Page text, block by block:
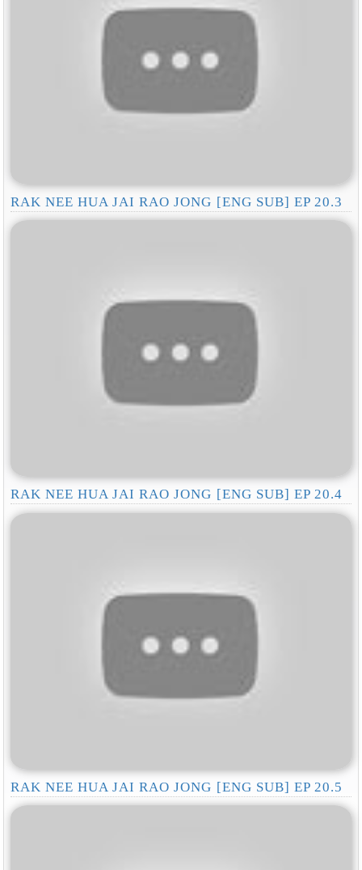
RAK NEE HUA JAI RAO JONG [ENG SUB] EP 20.3
RAK NEE HUA JAI RAO JONG [ENG SUB] EP 20.4
RAK NEE HUA JAI RAO JONG [ENG SUB] EP 20.5